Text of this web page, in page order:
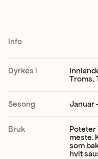
Potetene
er
alltid
milde
og
nøytrale
Info
Dyrkes i
Troms,
Sesong Januar
Bruk
Poteter
meste.
som
hvit